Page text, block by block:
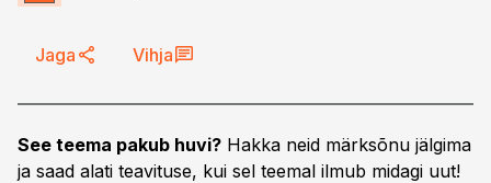
Jaga Vihja
See teema pakub huvi? Hakka neid märksõnu jälgima
ja saad alati teavituse, kui sel teemal ilmub midagi uut!